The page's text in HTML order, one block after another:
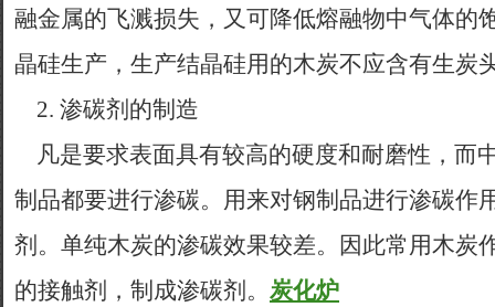
融金属的飞溅损失，又可降低熔融物中气体的
晶硅生产，生产结晶硅用的木炭不应含有生炭
2. 渗碳剂的制造
凡是要求表面具有较高的硬度和耐磨性，而
制品都要进行渗碳。用来对钢制品进行渗碳作
剂。单纯木炭的渗碳效果较差。因此常用木炭
的接触剂，制成渗碳剂。 炭化炉